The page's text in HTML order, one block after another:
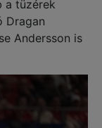
a tüzérek
Dragan
Andersson is